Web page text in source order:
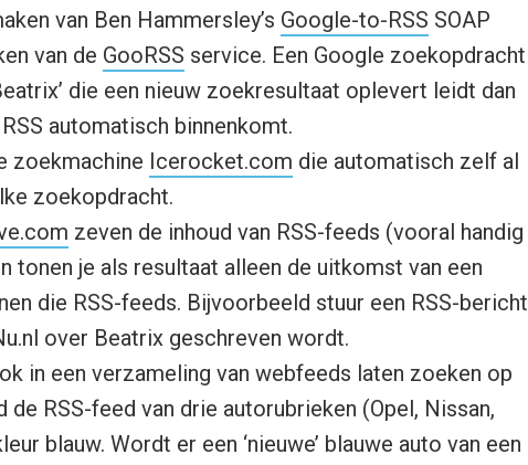
van Ben Hammersley’s Google-to-RSS SOAP
van de GooRSS service. Een Google zoekopdracht
die een nieuw zoekresultaat oplevert leidt dan
automatisch binnenkomt.
zoekmachine Icerocket.com die automatisch zelf al
zoekopdracht.
zeven de inhoud van RSS-feeds (vooral handig
tonen je als resultaat alleen de uitkomst van een
die RSS-feeds. Bijvoorbeeld stuur een RSS-bericht
over Beatrix geschreven wordt.
in een verzameling van webfeeds laten zoeken op
RSS-feed van drie autorubrieken (Opel, Nissan,
blauw. Wordt er een ‘nieuwe’ blauwe auto van een